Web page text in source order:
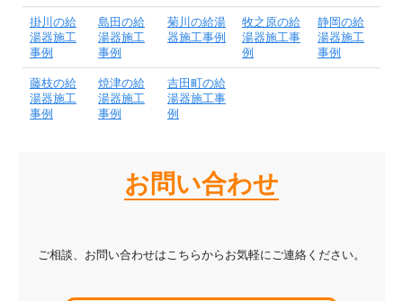
掛川の給
湯器施工
事例
島田の給
湯器施工
事例
菊川の給湯
器施工事例
牧之原の給
湯器施工事
例
静岡の給
湯器施工
事例
藤枝の給
湯器施工
事例
焼津の給
湯器施工
事例
吉田町の給
湯器施工事
例
お問い合わせ
ご相談、お問い合わせはこちらからお気軽にご連絡ください。